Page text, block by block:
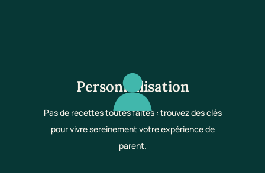
Personnalisation
Pas de recettes toutes faites : trouvez des clés
pour vivre sereinement votre expérience de
parent.